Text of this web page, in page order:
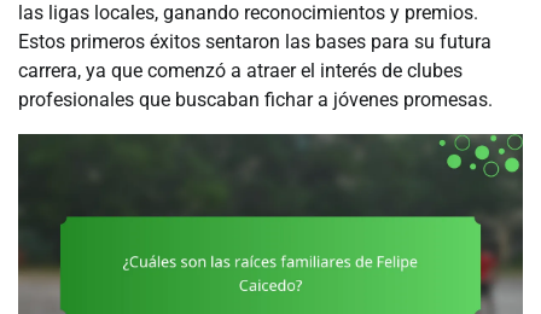
las ligas locales, ganando reconocimientos y premios.
Estos primeros éxitos sentaron las bases para su futura
carrera, ya que comenzó a atraer el interés de clubes
profesionales que buscaban fichar a jóvenes promesas.